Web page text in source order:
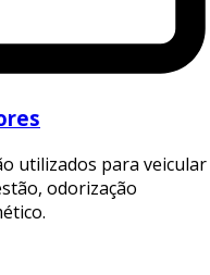
utilizados para veicular
odorização